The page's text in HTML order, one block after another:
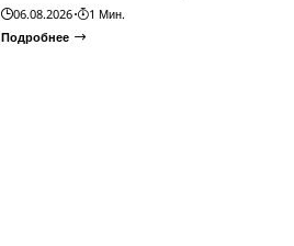
06.08.2026
1 Мин.
Подробнее